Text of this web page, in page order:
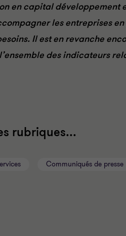
en capital développement
les entreprises
Il est en revanche
des indicateurs
rubriques...
Communiqués de presse